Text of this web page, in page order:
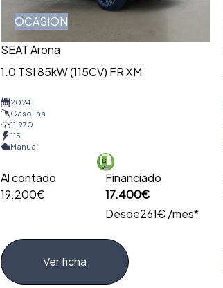
OCASIÓN
SEAT Arona
1.0 TSI 85kW (115CV) FR XM
2024
Gasolina
11.970
115
Manual
Al contado
19.200€
Financiado
17.400€
Desde261€ /mes*
Ver ficha